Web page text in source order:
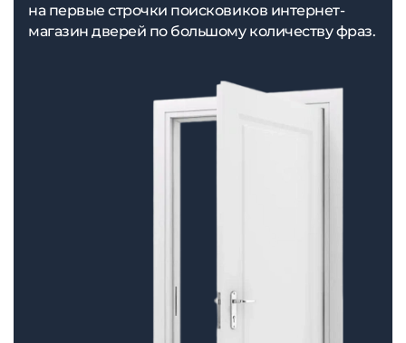
на первые строчки поисковиков интернет-
магазин дверей по большому количеству фраз.